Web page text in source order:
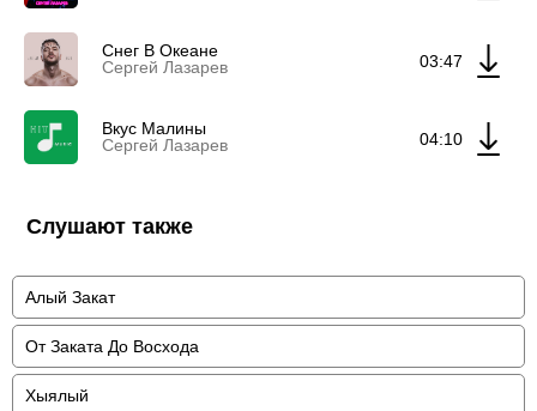
Снег В Океане
Сергей Лазарев
03:47
Вкус Малины
Сергей Лазарев
04:10
Слушают также
Алый Закат
От Заката До Восхода
Хыялый